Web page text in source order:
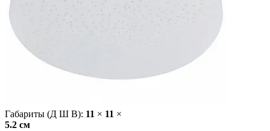
Габариты (Д Ш В): 11 × 11 ×
5.2 cм